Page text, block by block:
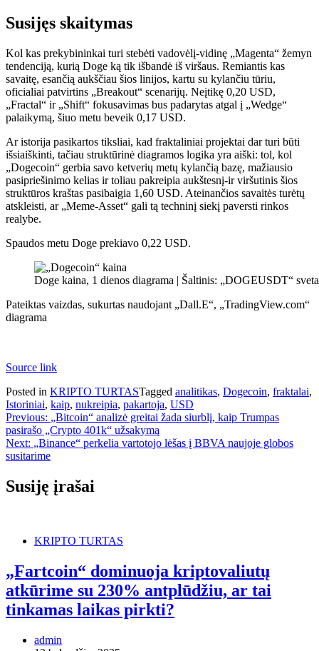
Susijęs skaitymas
Kol kas prekybininkai turi stebėti vadovėlį-vidinę „Magenta“ žemyn
tendenciją, kurią Doge ką tik išbandė iš viršaus. Remiantis kas
savaitę, esančią aukščiau šios linijos, kartu su kylančiu tūriu,
oficialiai patvirtins „Breakout“ scenarijų. Neįtikę 0,20 USD,
„Fractal“ ir „Shift“ fokusavimas bus padarytas atgal į „Wedge“
palaikymą, šiuo metu beveik 0,17 USD.
Ar istorija pasikartos tiksliai, kad fraktaliniai projektai dar turi būti
išsiaiškinti, tačiau struktūrinė diagramos logika yra aiški: tol, kol
„Dogecoin“ gerbia savo ketverių metų kylančią bazę, mažiausio
pasipriešinimo kelias ir toliau pakreipia aukštesnį-ir viršutinis šios
struktūros kraštas pasibaigia 1,60 USD. Ateinančios savaitės turėtų
atskleisti, ar „Meme-Asset“ gali tą techninį siekį paversti rinkos
realybe.
Spaudos metu Doge prekiavo 0,22 USD.
Doge kaina, 1 dienos diagrama | Šaltinis: „DOGEUSDT“
Pateiktas vaizdas, sukurtas naudojant „Dall.E“, „TradingView.com“
diagrama
Source link
Posted in KRIPTO TURTASTagged analitikas, Dogecoin, fraktalai,
Istoriniai, kaip, nukreipia, pakartoja, USD
Navigacija
tarp
įrašų
Previous: „Bitcoin“ analizė greitai žada siurblį, kaip Trumpas
pasirašo „Crypto 401k“ užsakymą
Next: „Binance“ perkelia vartotojo lėšas į BBVA naujoje globos
susitarime
Susiję įrašai
KRIPTO TURTAS
„Fartcoin“ dominuoja kriptovaliutų
atkūrime su 230% antplūdžiu, ar tai
tinkamas laikas pirkti?
admin